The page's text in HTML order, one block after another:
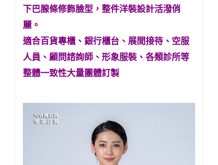
下巴腺條修飾臉型，整件洋裝設計活潑俏
麗。
適合百貨專櫃、銀行櫃台、展間接待、空服
人員、顧問諮詢師、形象服裝、各類診所等
整體一致性大量團體訂製